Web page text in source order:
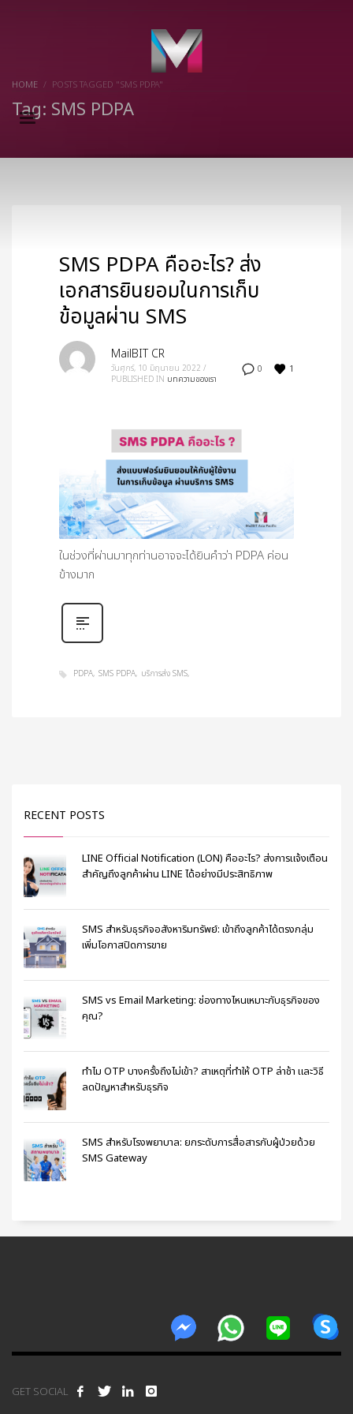
HOME POSTS TAGGED "SMS PDPA"
Tag: SMS PDPA
SMS PDPA คืออะไร? ส่ง
เอกสารยินยอมในการเก็บ
ข้อมูลผ่าน SMS
0 1
MailBIT CR
วันศุกร์, 10 มิถุนายน 2022 /
PUBLISHED IN บทความของเรา
ในช่วงที่ผ่านมาทุกท่านอาจจะได้ยินคำว่า PDPA ค่อน
ข้างมาก
PDPA SMS PDPA บริการส่ง SMS
RECENT POSTS
LINE Official Notification (LON) คืออะไร? ส่งการแจ้งเตือน
สำคัญถึงลูกค้าผ่าน LINE ได้อย่างมีประสิทธิภาพ
SMS สำหรับธุรกิจอสังหาริมทรัพย์: เข้าถึงลูกค้าได้ตรงกลุ่ม
เพิ่มโอกาสปิดการขาย
SMS vs Email Marketing: ช่องทางไหนเหมาะกับธุรกิจของ
คุณ?
ทำไม OTP บางครั้งถึงไม่เข้า? สาเหตุที่ทำให้ OTP ล่าช้า และวิธี
ลดปัญหาสำหรับธุรกิจ
SMS สำหรับโรงพยาบาล: ยกระดับการสื่อสารกับผู้ป่วยด้วย
SMS Gateway
GET SOCIAL